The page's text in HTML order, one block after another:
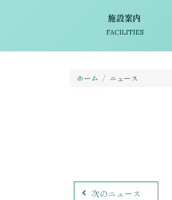
施設案内
FACILITIES
ホーム ニュース
次のニュース